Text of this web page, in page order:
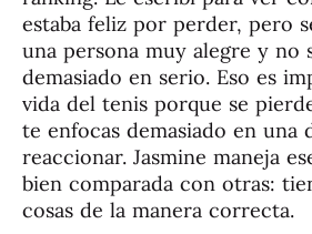
estaba feliz por perder, pero
una persona muy alegre y no
demasiado en serio. Eso es
vida del tenis porque se
te enfocas demasiado en
reaccionar. Jasmine maneja
bien comparada con otras:
cosas de la manera correcta.